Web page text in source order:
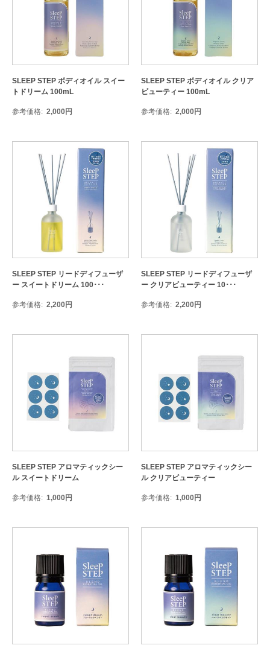
SLEEP STEP ボディオイル スイー
トドリーム 100mL
参考価格 2,000円
SLEEP STEP ボディオイル クリア
ビューティー 100mL
参考価格 2,000円
SLEEP STEP リードディフューザ
ー スイートドリーム 100･･･
参考価格 2,200円
SLEEP STEP リードディフューザ
ー クリアビューティー 10･･･
参考価格 2,200円
SLEEP STEP アロマティックシー
ル スイートドリーム
参考価格 1,000円
SLEEP STEP アロマティックシー
ル クリアビューティー
参考価格 1,000円